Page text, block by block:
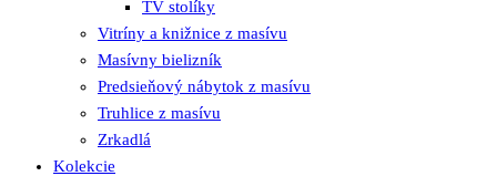
TV stolíky
Vitríny a knižnice z masívu
Masívny bielizník
Predsieňový nábytok z masívu
Truhlice z masívu
Zrkadlá
Kolekcie